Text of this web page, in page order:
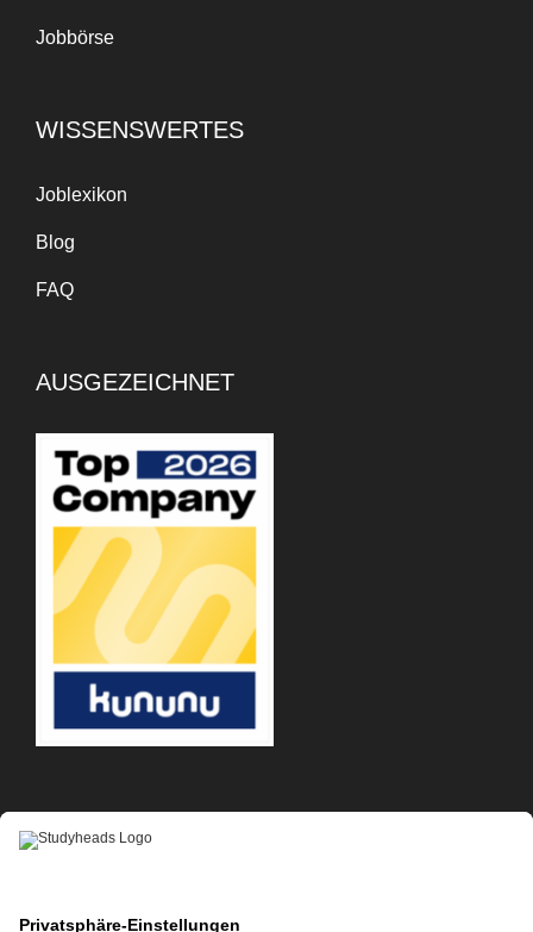
Jobbörse
WISSENSWERTES
Joblexikon
Blog
FAQ
AUSGEZEICHNET